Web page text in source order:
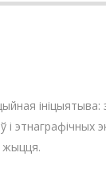
этнаграфічных
жыцця.